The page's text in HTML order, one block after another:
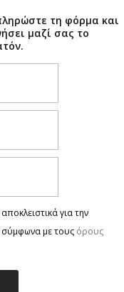
τη φόρμα και
μαζί σας το
για την
με τους όρους